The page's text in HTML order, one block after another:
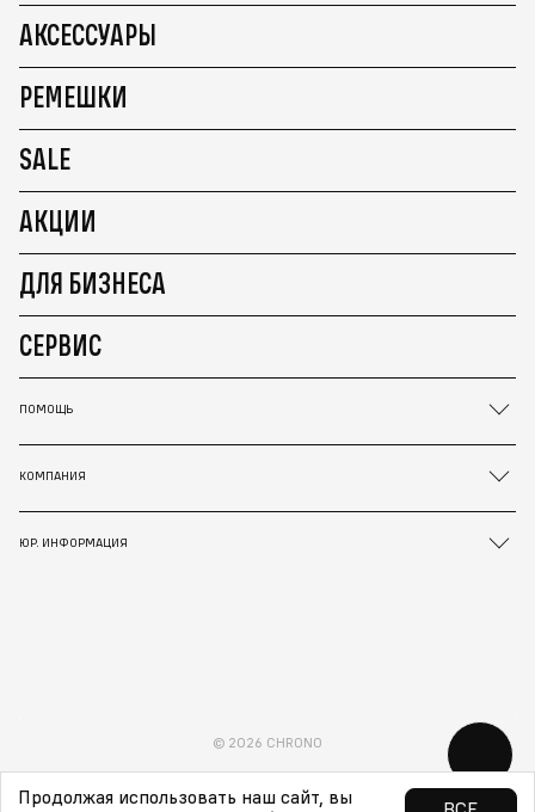
АКСЕССУАРЫ
РЕМЕШКИ
SALE
АКЦИИ
ДЛЯ БИЗНЕСА
СЕРВИС
ПОМОЩЬ
КОМПАНИЯ
ЮР. ИНФОРМАЦИЯ
© 2026 CHRONO
Продолжая использовать наш сайт, вы